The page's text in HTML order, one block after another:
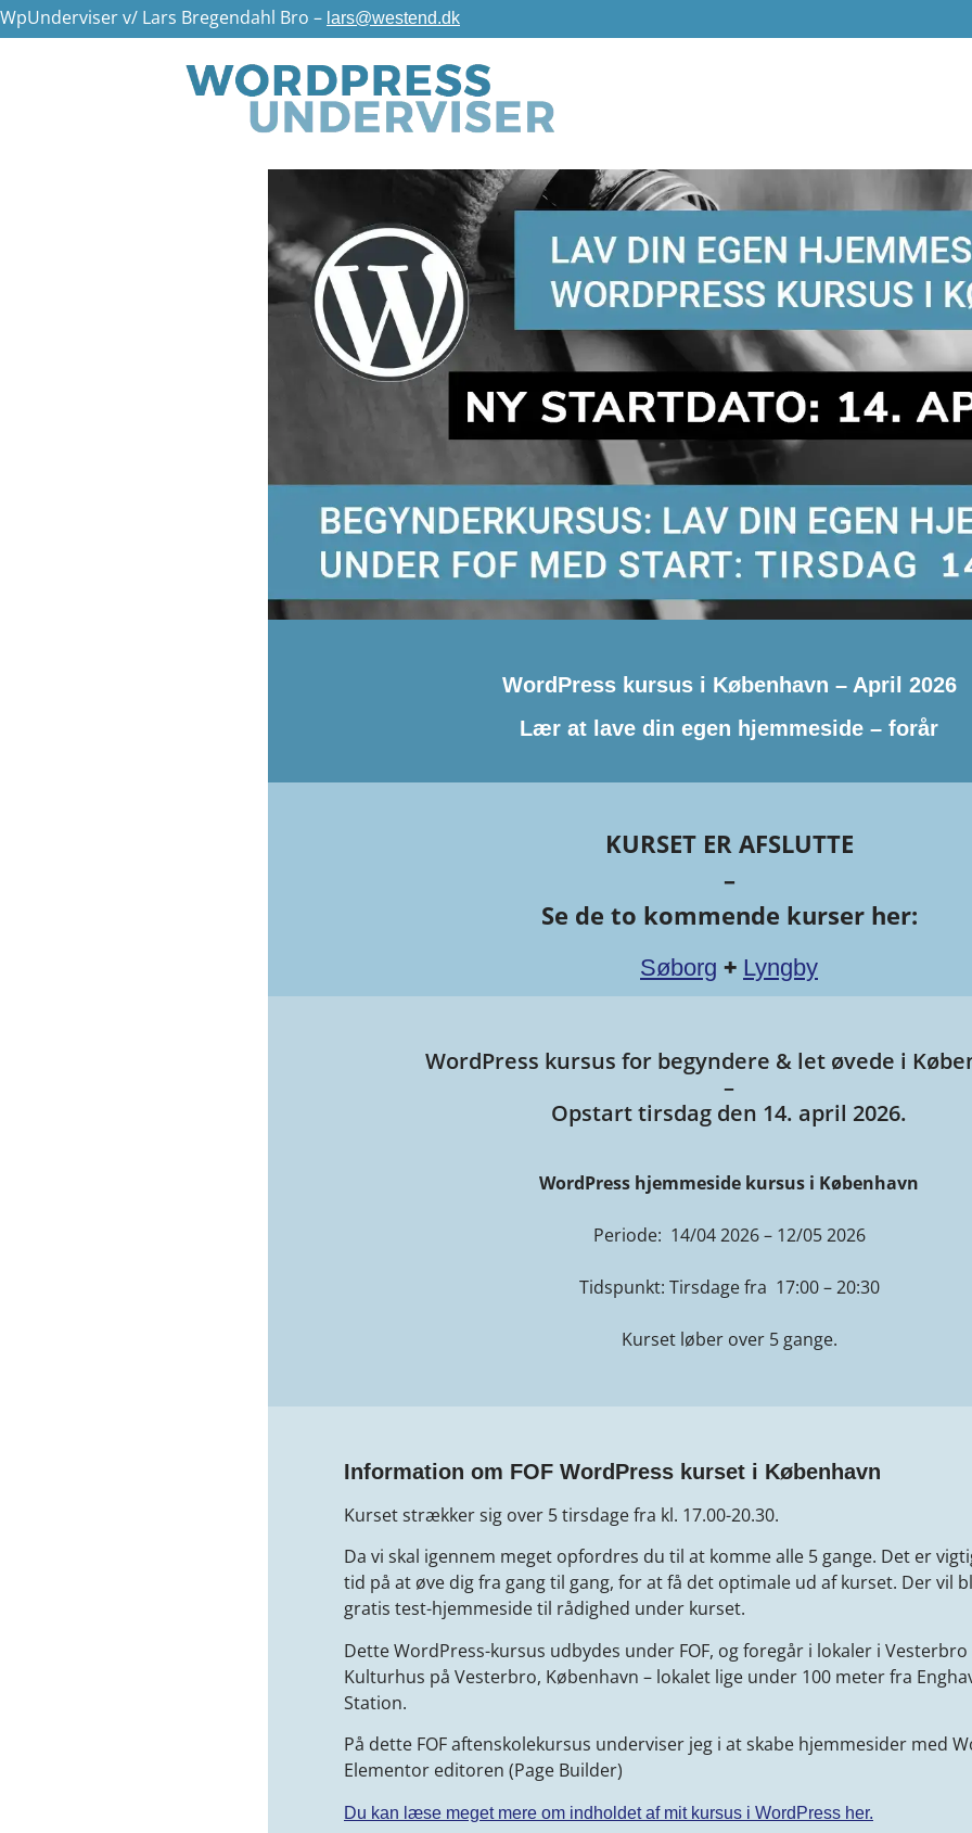
WpUnderviser v/ Lars Bregendahl Bro – lars@westend.dk
WordPress kursus i København – April 2026
Lær at lave din egen hjemmeside – forår
KURSET ER AFSLUTTE
–
Se de to kommende kurser her:
Søborg + Lyngby
WordPress kursus for begyndere & let øvede i
–
Opstart tirsdag den 14. april 2026.
WordPress hjemmeside kursus i København
Periode: 14/04 2026 – 12/05 2026
Tidspunkt: Tirsdage fra 17:00 – 20:30
Kurset løber over 5 gange.
Information om FOF WordPress kurset i København
Kurset strækker sig over 5 tirsdage fra kl. 17.00-20.30.
Da vi skal igennem meget opfordres du til at komme alle 5 gange. Det er
tid på at øve dig fra gang til gang, for at få det optimale ud af kurset. Der vil
gratis test-hjemmeside til rådighed under kurset.
Dette WordPress-kursus udbydes under FOF, og foregår i lokaler i
Kulturhus på Vesterbro, København – lokalet lige under 100 meter fra
Station.
På dette FOF aftenskolekursus underviser jeg i at skabe hjemmesider med
Elementor editoren (Page Builder)
Du kan læse meget mere om indholdet af mit kursus i WordPress her.